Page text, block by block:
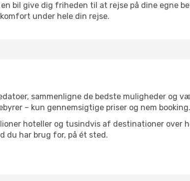
bil give dig friheden til at rejse på dine egne
under hele din rejse.
sammenligne de bedste muligheder og
– kun gennemsigtige priser og nem booking.
hoteller og tusindvis af destinationer over
du har brug for, på ét sted.